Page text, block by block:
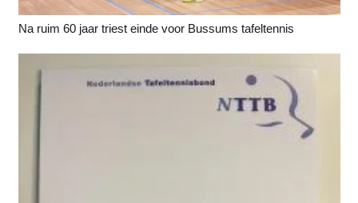
Na ruim 60 jaar triest einde voor Bussums tafeltennis